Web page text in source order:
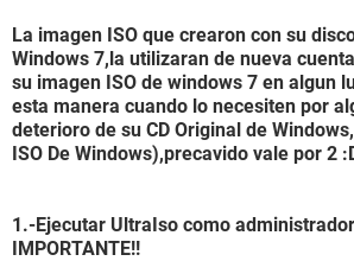
La imagen ISO que crearon con su
Windows 7,la utilizaran de nueva
su imagen ISO de windows 7 en algun
esta manera cuando lo necesiten por
deterioro de su CD Original de
ISO De Windows),precavido vale por 2
1.-Ejecutar UltraIso como
IMPORTANTE!!